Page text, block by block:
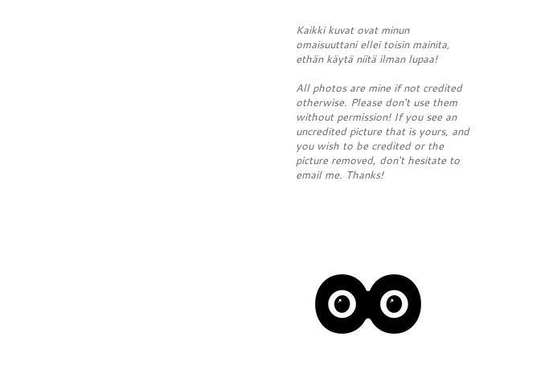
Kaikki kuvat ovat minun
omaisuuttani ellei toisin mainita,
ethän käytä niitä ilman lupaa!
All photos are mine if not credited
otherwise. Please don't use them
without permission! If you see an
uncredited picture that is yours, and
you wish to be credited or the
picture removed, don't hesitate to
email me. Thanks!